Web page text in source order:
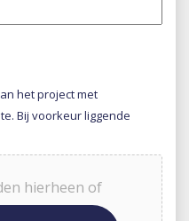
het project met
Bij voorkeur liggende
hierheen of